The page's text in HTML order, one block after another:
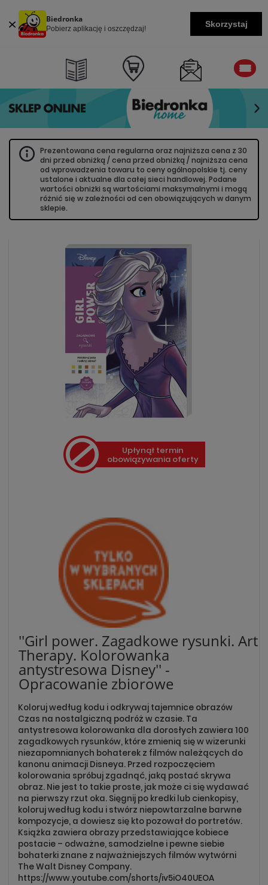
Biedronka
Pobierz aplikację i oszczędzaj! Skorzystaj
Prezentowana cena regularna oraz najniższa cena z 30
dni przed obniżką / cena przed obniżką / najniższa cena
od wprowadzenia towaru to ceny ogólnopolskie tj. ceny
ustalone i aktualne dla całej sieci handlowej. Podane
wartości obniżki są wartościami maksymalnymi i mogą
różnić się w zależności od cen obowiązujących w danym
sklepie.
Upłynął termin
obowiązywania oferty
''Girl power. Zagadkowe rysunki. Art
Therapy. Kolorowanka
antystresowa Disney'' -
Opracowanie zbiorowe
Koloruj według kodu i odkrywaj tajemnice obrazów
Czas na nostalgiczną podróż w czasie. Ta
antystresowa kolorowanka dla dorosłych zawiera 100
zagadkowych rysunków, które zmienią się w wizerunki
niezapomnianych bohaterek z filmów należących do
kanonu animacji Disneya. Przed rozpoczęciem
kolorowania spróbuj zgadnąć, jaką postać skrywa
obraz. Nie jest to takie proste, jak może ci się wydawać
na pierwszy rzut oka. Sięgnij po kredki lub cienkopisy,
koloruj według kodu i stwórz niepowtarzalne barwne
kompozycje, a dowiesz się kto pozował do portretów.
Książka zawiera obrazy przedstawiające kobiece
postacie – odważne, samodzielne i pewne siebie
bohaterki znane z najważniejszych filmów wytwórni
The Walt Disney Company.
https://www.youtube.com/shorts/iv5iO40UEOA